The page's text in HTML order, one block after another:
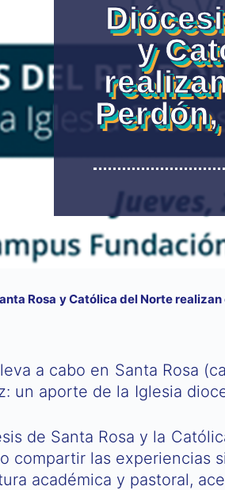
y
Rosa y Católica del Norte
a cabo en Santa Rosa
un aporte de la Iglesia
de Santa Rosa y la
compartir las
académica y pastoral,